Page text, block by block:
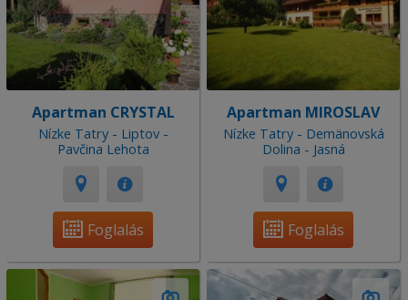
Apartman CRYSTAL
Nízke Tatry - Liptov -
Pavčina Lehota
Foglalás
Apartman MIROSLAV
Nízke Tatry - Demänovská
Dolina - Jasná
Foglalás